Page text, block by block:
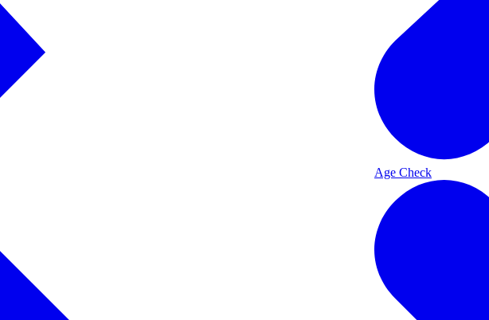
Age Check